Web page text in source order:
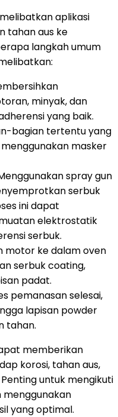
aplikasi
tahan aus ke
langkah umum
minyak, dan
yang baik.
bagian tertentu yang
masker
spray gun
serbuk
ini dapat
elektrostatik
serbuk.
motor ke dalam oven
serbuk coating,
padat.
pemanasan selesai,
lapisan powder
tahan.
memberikan
korosi, tahan aus,
untuk mengikuti
yang optimal.